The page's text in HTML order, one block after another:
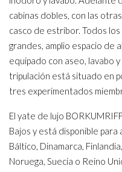
cabinas dobles, con las
casco de estribor. Todos
grandes, amplio espacio de
equipado con aseo, lavabo
tripulación está situado en
tres experimentados
El yate de lujo
Bajos y está disponible
Báltico, Dinamarca,
Noruega, Suecia o Reino